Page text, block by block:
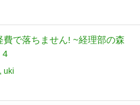
費で落ちません! ~経理部の森
4
uki